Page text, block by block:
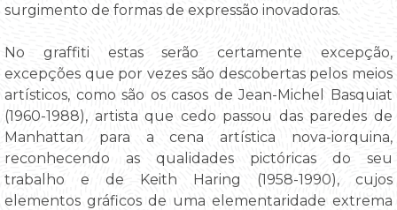
surgimento de formas de expressão inovadoras.
No graffiti estas serão certamente excepção,
excepções que por vezes são descobertas pelos meios
artísticos, como são os casos de Jean-Michel Basquiat
(1960-1988), artista que cedo passou das paredes de
Manhattan para a cena artística nova-iorquina,
reconhecendo as qualidades pictóricas do seu
trabalho e de Keith Haring (1958-1990), cujos
elementos gráficos de uma elementaridade extrema